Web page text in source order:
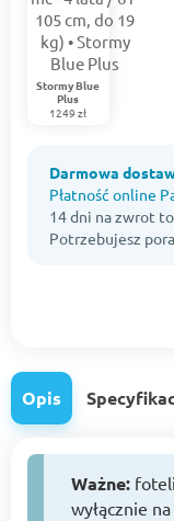
Stormy Blue
Plus
1249 zł
Darmowa
Płatność online
14 dni na zwrot
Potrzebujesz
Opis
Ważne:
wyłącznie